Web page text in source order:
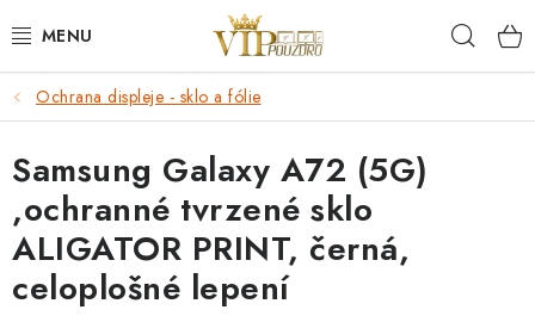
na
KRYTY NA MOBIL.
OCHRANA DISPLEJE - SKLO A FÓLIE
KABELY A NABÍJEČKY
SLUCHÁTKA
Ochrana displeje - sklo a fólie
Samsung Galaxy A72 (5G)
,ochranné tvrzené sklo
ALIGATOR PRINT, černá,
celoplošné lepení